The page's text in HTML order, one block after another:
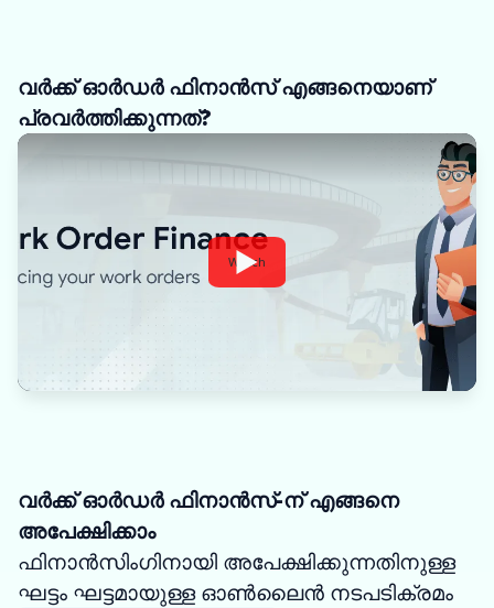
വർക്ക് ഓർഡർ ഫിനാൻസ് എങ്ങനെയാണ്
പ്രവർത്തിക്കുന്നത്?
Watch
വർക്ക് ഓർഡർ ഫിനാൻസ്-ന് എങ്ങനെ
അപേക്ഷിക്കാം
ഫിനാൻസിംഗിനായി അപേക്ഷിക്കുന്നതിനുള്ള
ഘട്ടം ഘട്ടമായുള്ള ഓൺലൈൻ നടപടിക്രമം